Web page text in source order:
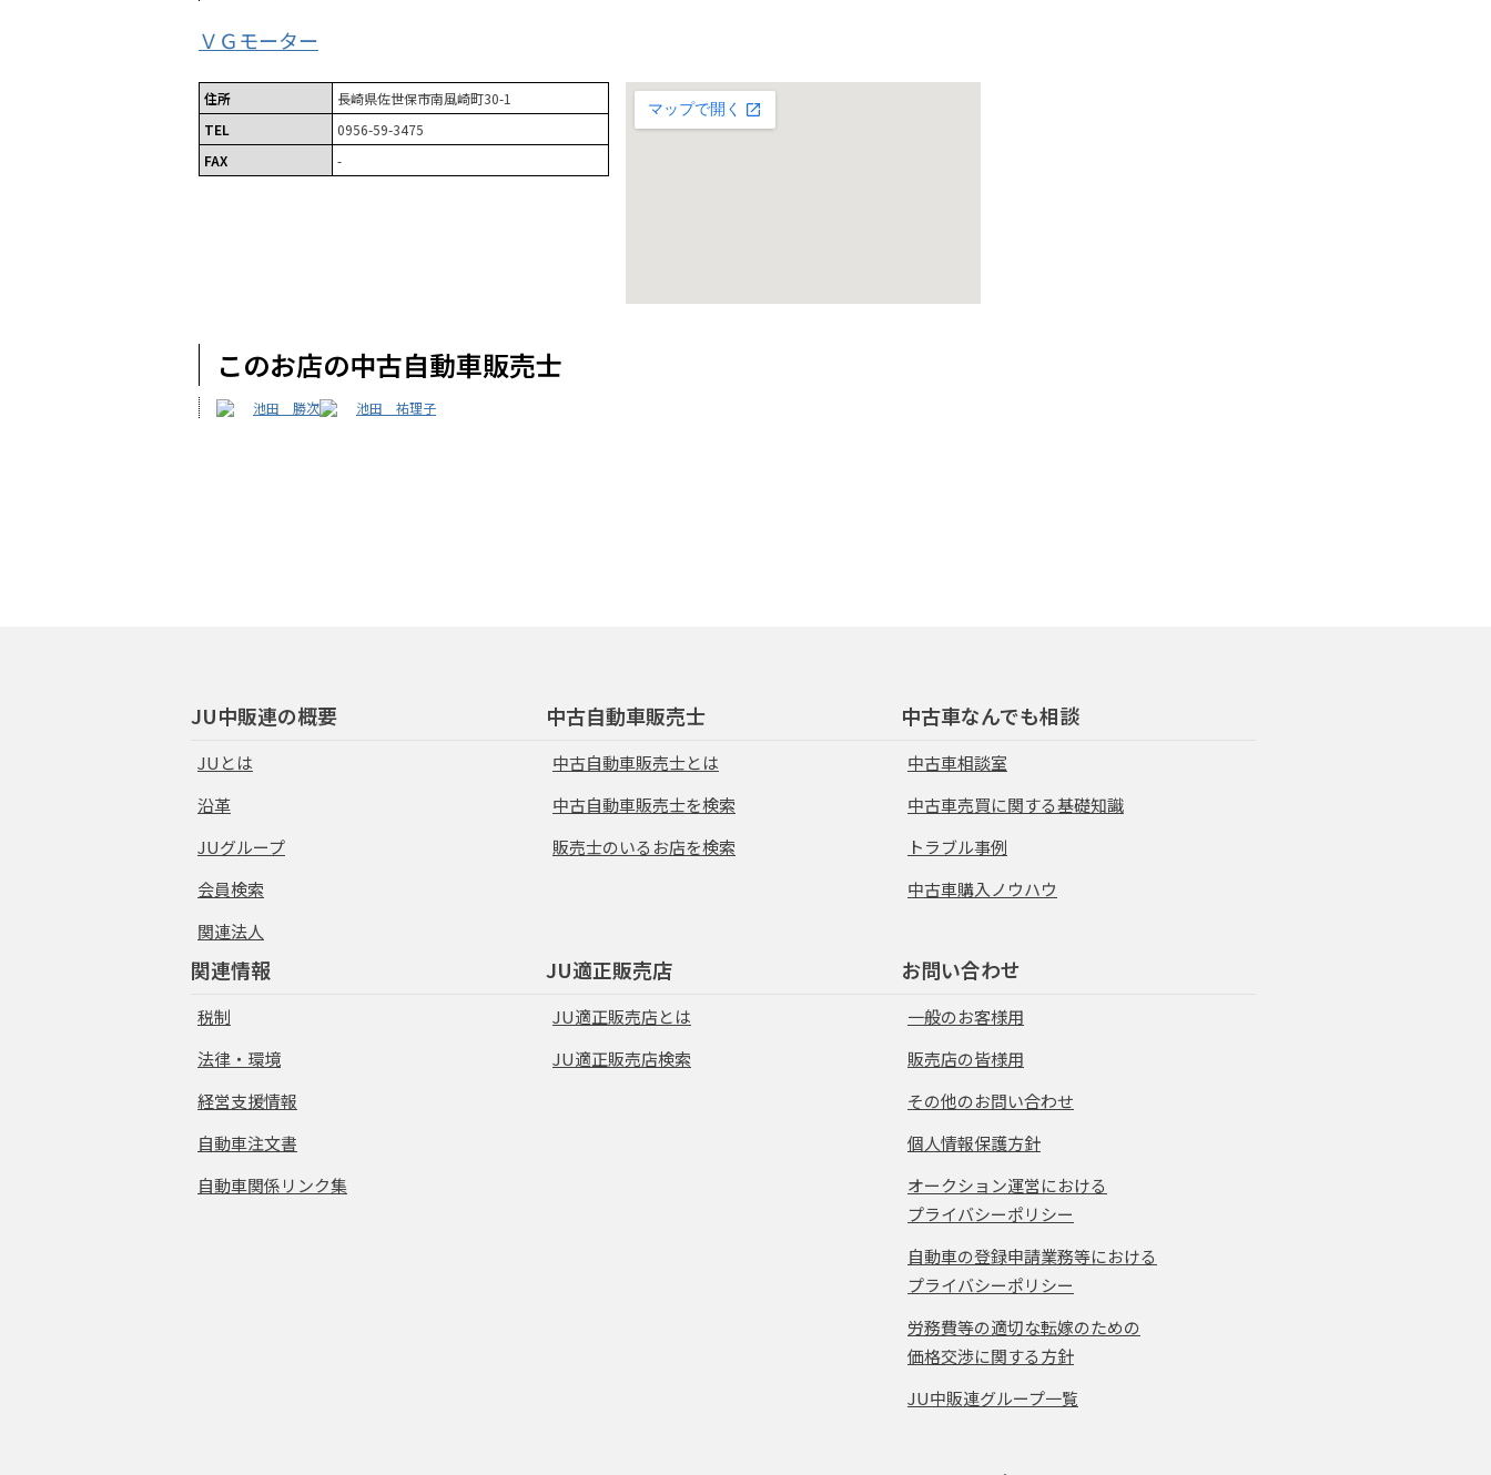
ＶＧモーター
住所
長崎県佐世保市南風崎町30-1
TEL
0956-59-3475
FAX
-
このお店の中古自動車販売士
池田 勝次 池田 祐理子
JU中販連の概要
JUとは
沿革
JUグループ
会員検索
関連法人
中古自動車販売士
中古自動車販売士とは
中古自動車販売士を検索
販売士のいるお店を検索
中古車なんでも相談
中古車相談室
中古車売買に関する基礎知識
トラブル事例
中古車購入ノウハウ
関連情報
税制
法律・環境
経営支援情報
自動車注文書
自動車関係リンク集
JU適正販売店
JU適正販売店とは
JU適正販売店検索
お問い合わせ
一般のお客様用
販売店の皆様用
その他のお問い合わせ
個人情報保護方針
オークション運営における
プライバシーポリシー
自動車の登録申請業務等における
プライバシーポリシー
労務費等の適切な転嫁のための
価格交渉に関する方針
JU中販連グループ一覧